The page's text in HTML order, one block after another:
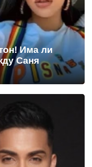
Има ли
Саня